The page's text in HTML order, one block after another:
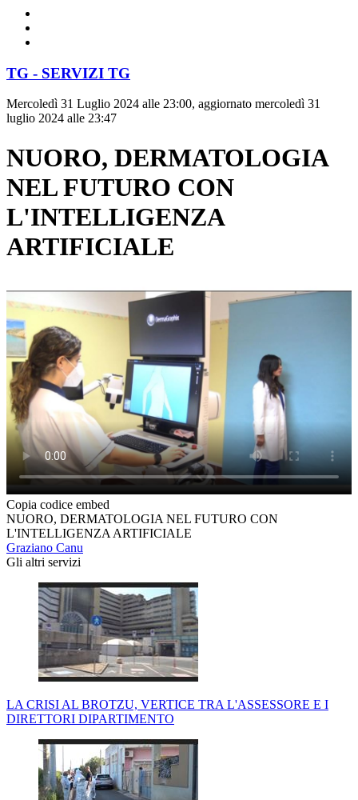
TG - SERVIZI TG
Mercoledì 31 Luglio 2024 alle 23:00, aggiornato mercoledì 31
luglio 2024 alle 23:47
NUORO, DERMATOLOGIA
NEL FUTURO CON
L'INTELLIGENZA
ARTIFICIALE
Copia codice embed
NUORO, DERMATOLOGIA NEL FUTURO CON
L'INTELLIGENZA ARTIFICIALE
Graziano Canu
Gli altri servizi
LA CRISI AL BROTZU, VERTICE TRA L'ASSESSORE E I
DIRETTORI DIPARTIMENTO